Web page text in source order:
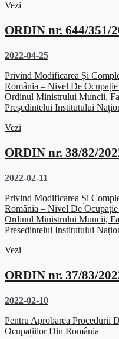
Vezi
ORDIN nr. 644/351/
2022-04-25
Privind Modificarea Și
România – Nivel De
Ordinul Ministrului Muncii,
Președintelui Institutului
Vezi
ORDIN nr. 38/82/
2022-02-11
Privind Modificarea Și
România – Nivel De
Ordinul Ministrului Muncii,
Președintelui Institutului
Vezi
ORDIN nr. 37/83/
2022-02-10
Pentru Aprobarea Procedurii
Ocupațiilor Din România